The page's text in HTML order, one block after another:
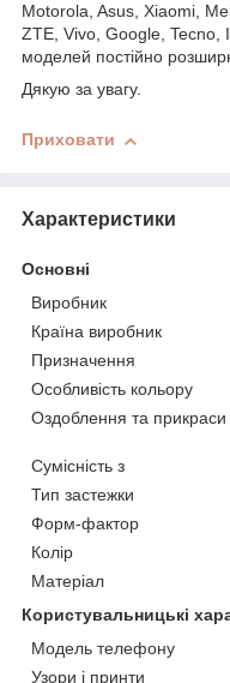
Motorola, Asus, Xiaomi,
ZTE, Vivo, Google, Tecno,
моделей постійно
Дякую за увагу.
Приховати
Характеристики
Основні
Виробник
Країна виробник
Призначення
Особливість кольору
Оздоблення та прикраси
Сумісність з
Тип застежки
Форм-фактор
Колір
Матеріал
Користувальницькі
Модель телефону
Узори і принти